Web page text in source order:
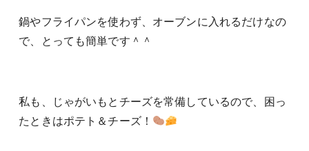
鍋やフライパンを使わず、オーブンに入れるだけなの
で、とっても簡単です＾＾
私も、じゃがいもとチーズを常備しているので、困っ
たときはポテト＆チーズ！